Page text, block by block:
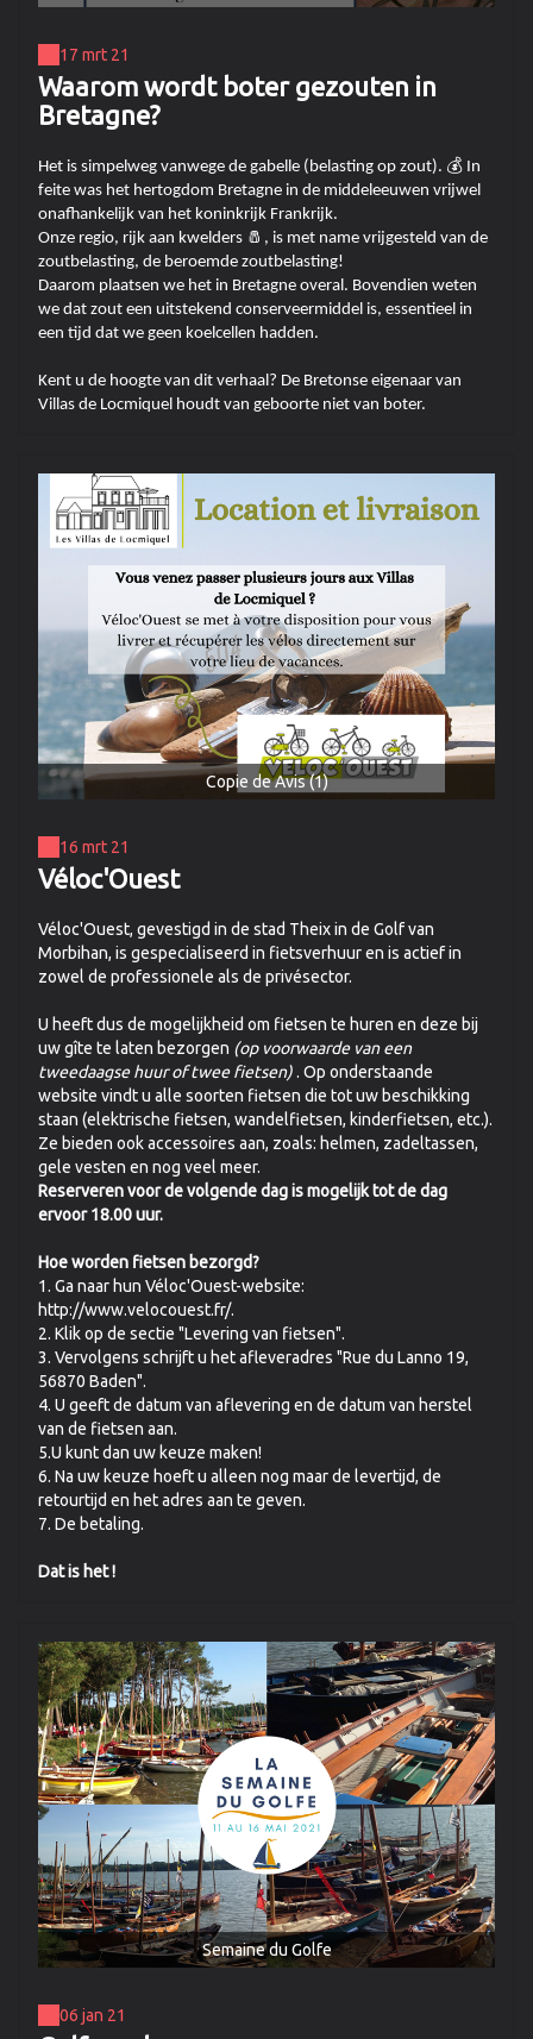
17 mrt 21
Waarom wordt boter gezouten in
Bretagne?
Het is simpelweg vanwege de gabelle (belasting op zout). 💰 In
feite was het hertogdom Bretagne in de middeleeuwen vrijwel
onafhankelijk van het koninkrijk Frankrijk.
Onze regio, rijk aan kwelders 🧂, is met name vrijgesteld van de
zoutbelasting, de beroemde zoutbelasting!
Daarom plaatsen we het in Bretagne overal. Bovendien weten
we dat zout een uitstekend conserveermiddel is, essentieel in
een tijd dat we geen koelcellen hadden.
Kent u de hoogte van dit verhaal? De Bretonse eigenaar van
Villas de Locmiquel houdt van geboorte niet van boter.
Copie de Avis (1)
16 mrt 21
Véloc'Ouest
Véloc'Ouest, gevestigd in de stad Theix in de Golf van
Morbihan, is gespecialiseerd in fietsverhuur en is actief in
zowel de professionele als de privésector.
U heeft dus de mogelijkheid om fietsen te huren en deze bij
uw gîte te laten bezorgen (op voorwaarde van een
tweedaagse huur of twee fietsen). Op onderstaande
website vindt u alle soorten fietsen die tot uw beschikking
staan (elektrische fietsen, wandelfietsen, kinderfietsen, etc.).
Ze bieden ook accessoires aan, zoals: helmen, zadeltassen,
gele vesten en nog veel meer.
Reserveren voor de volgende dag is mogelijk tot de dag
ervoor 18.00 uur.
Hoe worden fietsen bezorgd?
1. Ga naar hun Véloc'Ouest-website:
http://www.velocouest.fr/.
2. Klik op de sectie "Levering van fietsen".
3. Vervolgens schrijft u het afleveradres "Rue du Lanno 19,
56870 Baden".
4. U geeft de datum van aflevering en de datum van herstel
van de fietsen aan.
5.U kunt dan uw keuze maken!
6. Na uw keuze hoeft u alleen nog maar de levertijd, de
retourtijd en het adres aan te geven.
7. De betaling.
Dat is het !
Semaine du Golfe
06 jan 21